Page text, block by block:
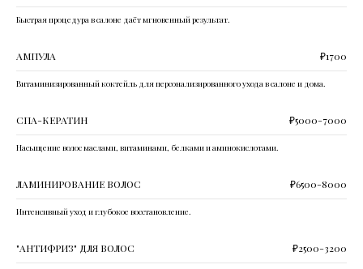
Быстрая процедура в салоне даёт мгновенный результат.
AМПУЛА ₽1700
Витаминизированный коктейль для персонализированного ухода в салоне и дома.
СПА-КЕРАТИН ₽5000-7000
Насыщение волос маслами, витаминами, белками и аминокислотами.
ЛАМИНИРОВАНИЕ ВОЛОС ₽6500-8000
Интенсивный уход и глубокое восстановление.
"АНТИФРИЗ" ДЛЯ ВОЛОС ₽2500-3200